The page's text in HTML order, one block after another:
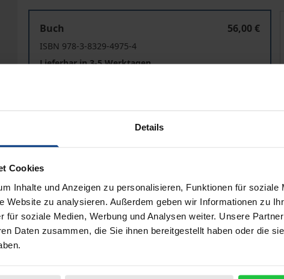
Details
Cookies
Inhalte und Anzeigen zu personalisieren, Funktionen für soziale
Website zu analysieren. Außerdem geben wir Informationen zu
für soziale Medien, Werbung und Analysen weiter. Unsere
Daten zusammen, die Sie ihnen bereitgestellt haben oder die
Buch
56,00 €
ISBN 978-3-8329-4975-4
Lieferbar in 3-5 Werktagen
Preisangaben inkl. MwSt. Abhängig von der Lieferadresse
Bibliografische Angaben Rezensionen
(Verwurzelung) von Ausländern durch Art. 8 EMRK